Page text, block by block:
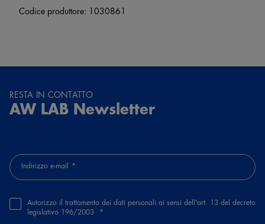
Codice produttore: 1030861
RESTA IN CONTATTO
AW LAB Newsletter
Indirizzo e-mail
Autorizzo il trattamento dei dati personali ai sensi dell'art. 13 del decreto
legislativo 196/2003